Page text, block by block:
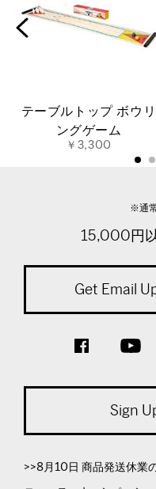
テーブルトップ ボウリ
ングゲーム
￥3,300
※通
15,000円
Get Email
Sign
>>8月10日 商品発送休業